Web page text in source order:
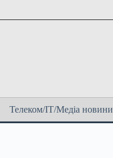
Телеком/ІТ/Медіа новини